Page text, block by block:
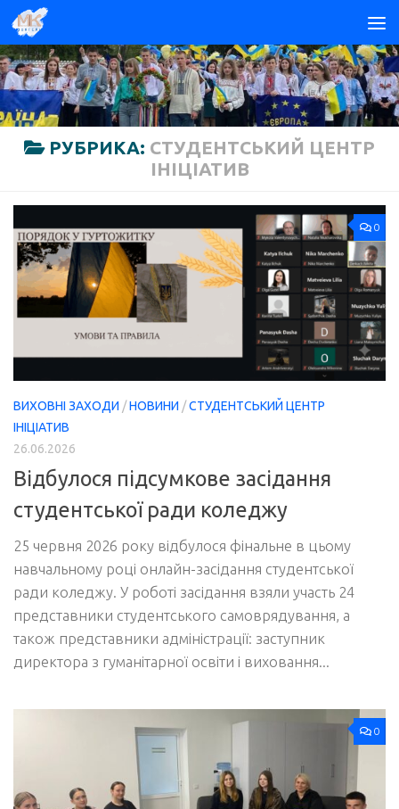
Skip to content
РУБРИКА: СТУДЕНТСЬКИЙ ЦЕНТР
ІНІЦІАТИВ
0
ВИХОВНІ ЗАХОДИ /НОВИНИ /СТУДЕНТСЬКИЙ ЦЕНТР
ІНІЦІАТИВ
26.06.2026
Відбулося підсумкове засідання
студентської ради коледжу
25 червня 2026 року відбулося фінальне в цьому
навчальному році онлайн-засідання студентської
ради коледжу. У роботі засідання взяли участь 24
представники студентського самоврядування, а
також представники адміністрації: заступник
директора з гуманітарної освіти і виховання...
0